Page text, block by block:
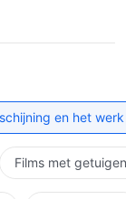
en het
Films met